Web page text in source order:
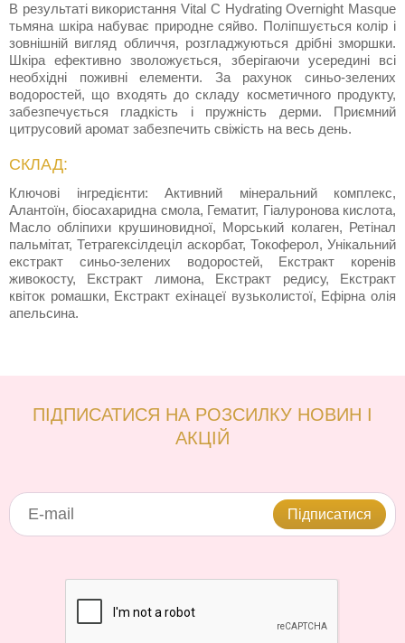
В результаті використання Vital C Hydrating Overnight Masque
тьмяна шкіра набуває природне сяйво. Поліпшується колір і
зовнішній вигляд обличчя, розгладжуються дрібні зморшки.
Шкіра ефективно зволожується, зберігаючи усередині всі
необхідні поживні елементи. За рахунок синьо-зелених
водоростей, що входять до складу косметичного продукту,
забезпечується гладкість і пружність дерми. Приємний
цитрусовий аромат забезпечить свіжість на весь день.
СКЛАД:
Ключові інгредієнти: Активний мінеральний комплекс,
Алантоїн, біосахаридна смола, Гематит, Гіалуронова кислота,
Масло обліпихи крушиновидної, Морський колаген, Ретінал
пальмітат, Тетрагексілдеціл аскорбат, Токоферол, Унікальний
екстракт синьо-зелених водоростей, Екстракт коренів
живокосту, Екстракт лимона, Екстракт редису, Екстракт
квіток ромашки, Екстракт ехінацеї вузьколистої, Ефірна олія
апельсина.
ПІДПИСАТИСЯ НА РОЗСИЛКУ НОВИН І
АКЦІЙ
Підписатися